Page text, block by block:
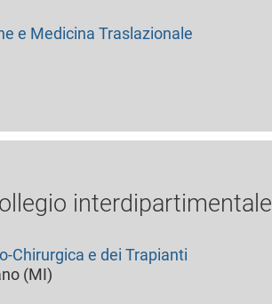
e Medicina Traslazionale
interdipartimentale
Chirurgica e dei Trapianti
(MI)